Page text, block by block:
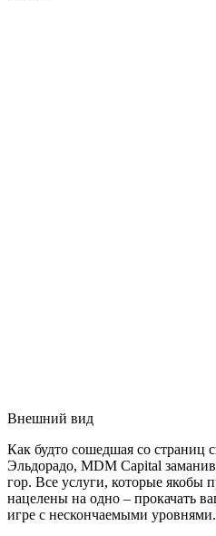
Внешний вид
Как будто сошедшая со страниц
Эльдорадо, MDM Capital
гор. Все услуги, которые якобы
нацелены на одно – прокачать
игре с нескончаемыми уровнями.